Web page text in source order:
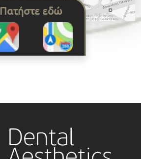
Πατήστε εδώ